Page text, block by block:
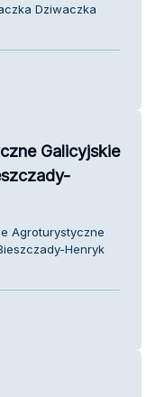
Dziwaczka
Galicyjskie
Agroturystyczne
Henryk